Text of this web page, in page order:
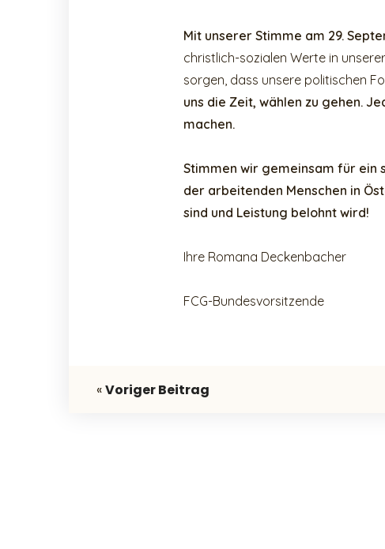
Mit unserer Stimme am 29.
christlich-sozialen Werte in
sorgen, dass unsere politischen
uns die Zeit, wählen zu gehen.
machen.
Stimmen wir gemeinsam für ein
der arbeitenden Menschen in
sind und Leistung belohnt wird!
Ihre Romana Deckenbacher
FCG-Bundesvorsitzende
«Voriger Beitrag